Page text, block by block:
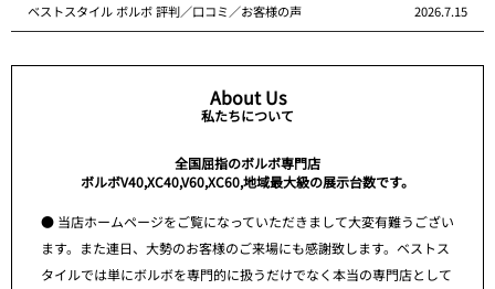
ベストスタイル ボルボ 評判／口コミ／お客様の声 2026.7.15
About Us
私たちについて
全国屈指のボルボ専門店
ボルボV40,XC40,V60,XC60,地域最大級の展示台数です。
● 当店ホームページをご覧になっていただきまして大変有難うござい
ます。また連日、大勢のお客様のご来場にも感謝致します。ベストス
タイルでは単にボルボを専門的に扱うだけでなく本当の専門店として